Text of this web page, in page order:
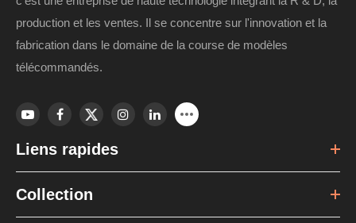
production et les ventes. Il se concentre sur l'innovation et la
fabrication dans le domaine de la course de modèles
télécommandés.
Liens rapides
Collection